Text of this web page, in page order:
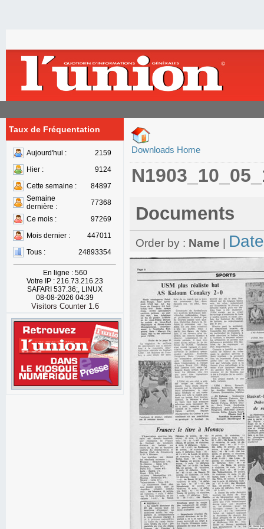
Taux de Fréquentation
Aujourd'hui :
2159
Hier :
9124
Cette semaine :
84897
Semaine
dernière :
77368
Ce mois :
97269
Mois dernier :
447011
Tous :
24893354
En ligne : 560
Votre IP : 216.73.216.23
SAFARI 537.36;, LINUX
08-08-2026 04:39
Visitors Counter 1.6
Downloads Home
Documents
Order by : Name Date